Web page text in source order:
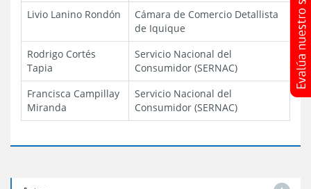
Livio Lanino Rondón
Cámara de Comercio Detallista
de Iquique
Rodrigo Cortés
Tapia
Servicio Nacional del
Consumidor (SERNAC)
Francisca Campillay
Miranda
Servicio Nacional del
Consumidor (SERNAC)